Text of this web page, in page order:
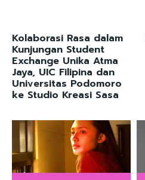
Kolaborasi Rasa dalam
Kunjungan Student
Exchange Unika Atma
Jaya, UIC Filipina dan
Universitas Podomoro
ke Studio Kreasi Sasa